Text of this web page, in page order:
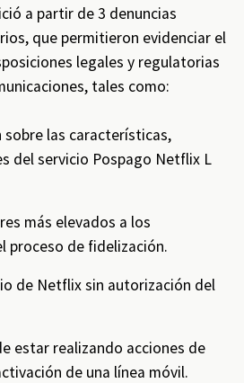
a partir de 3 denuncias
que permitieron evidenciar el
legales y regulatorias
tales como:
las características,
del servicio Pospago Netflix L
más elevados a los
proceso de fidelización.
de Netflix sin autorización del
estar realizando acciones de
de una línea móvil.